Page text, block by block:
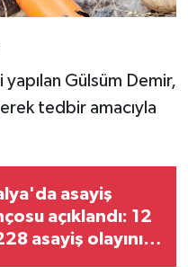
Gülsüm Demir,
tedbir amacıyla
asayiş
açıklandı: 12
asayiş olayının